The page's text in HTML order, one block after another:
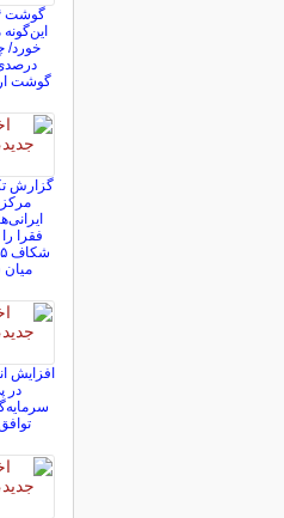
گوشت
گزارش
فقرا
میان
افزایش
در